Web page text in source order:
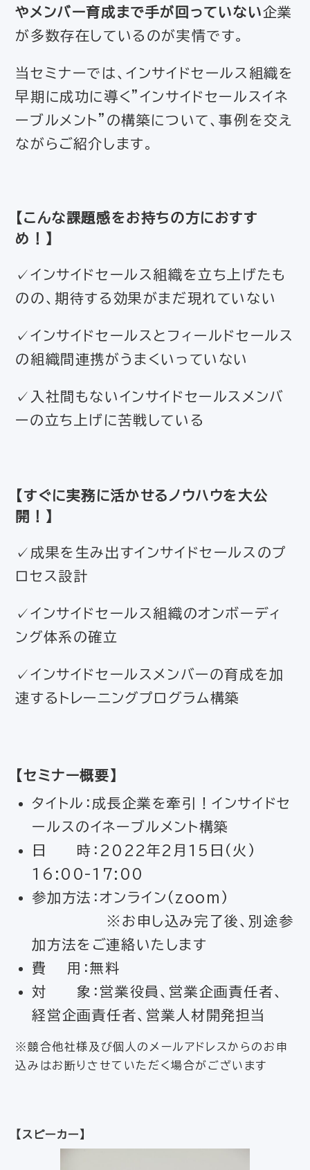
やメンバー育成まで手が回っていない企業
が多数存在しているのが実情です。
当セミナーでは、インサイドセールス組織を
早期に成功に導く”インサイドセールスイネ
ーブルメント”の構築について、事例を交え
ながらご紹介します。
【 こんな課題感をお持ちの方におすす
め！ 】
✓インサイドセールス組織を立ち上げたも
のの、期待する効果がまだ現れていない
✓インサイドセールスとフィールドセールス
の組織間連携がうまくいっていない
✓入社間もないインサイドセールスメンバ
ーの立ち上げに苦戦している
【すぐに実務に活かせるノウハウを大公
開！】
✓成果を生み出すインサイドセールスのプ
ロセス設計
✓インサイドセールス組織のオンボーディ
ング体系の確立
✓インサイドセールスメンバーの育成を加
速するトレーニングプログラム構築
【セミナー概要】
タイトル：成長企業を牽引！インサイドセ
ールスのイネーブルメント構築
日 時：2022年2月15日(火)
16:00-17:00
参加方法：オンライン(zoom)
※お申し込み完了後、別途参
加方法をご連絡いたします
費 用：無料
対 象：営業役員、営業企画責任者、
経営企画責任者、営業人材開発担当
※競合他社様及び個人のメールアドレスからのお申
込みはお断りさせていただく場合がございます
【スピーカー】